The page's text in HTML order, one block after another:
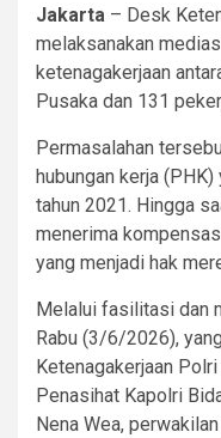
Jakarta – Desk
melaksanakan
ketenagakerjaan
Pusaka dan 131
Permasalahan
hubungan kerja
tahun 2021. Hingga
menerima
yang menjadi hak
Melalui fasilitasi dan
Rabu (3/6/2026),
Ketenagakerjaan
Penasihat Kapolri
Nena Wea,